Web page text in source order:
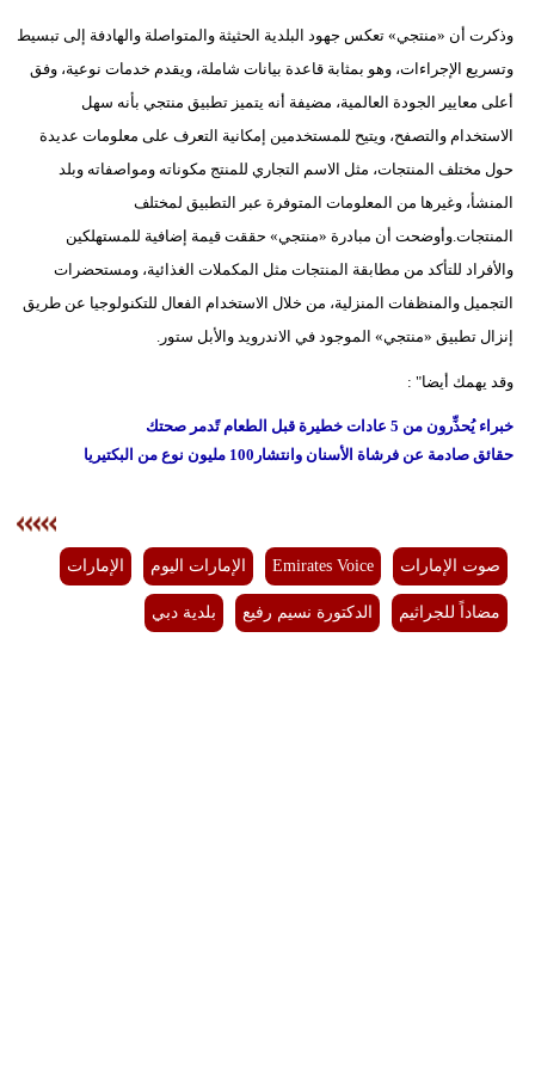
وذكرت أن «منتجي» تعكس جهود البلدية الحثيثة والمتواصلة والهادفة إلى تبسيط
وتسريع الإجراءات، وهو بمثابة قاعدة بيانات شاملة، ويقدم خدمات نوعية، وفق
أعلى معايير الجودة العالمية، مضيفة أنه يتميز تطبيق منتجي بأنه سهل
الاستخدام والتصفح، ويتيح للمستخدمين إمكانية التعرف على معلومات عديدة
حول مختلف المنتجات، مثل الاسم التجاري للمنتج مكوناته ومواصفاته وبلد
المنشأ، وغيرها من المعلومات المتوفرة عبر التطبيق لمختلف
المنتجات.وأوضحت أن مبادرة «منتجي» حققت قيمة إضافية للمستهلكين
والأفراد للتأكد من مطابقة المنتجات مثل المكملات الغذائية، ومستحضرات
التجميل والمنظفات المنزلية، من خلال الاستخدام الفعال للتكنولوجيا عن طريق
إنزال تطبيق «منتجي» الموجود في الاندرويد والأبل ستور.
وقد يهمك أيضا" :
خبراء يُحذِّرون من 5 عادات خطيرة قبل الطعام تًدمر صحتك
حقائق صادمة عن فرشاة الأسنان وانتشار100 مليون نوع من البكتيريا
صوت الإمارات Emirates Voice الإمارات اليوم الإمارات
مضاداً للجراثيم الدكتورة نسيم رفيع بلدية دبي